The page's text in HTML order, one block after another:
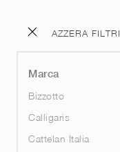
AZZERA FILTRI
Marca
Bizzotto
Calligaris
Cattelan Italia